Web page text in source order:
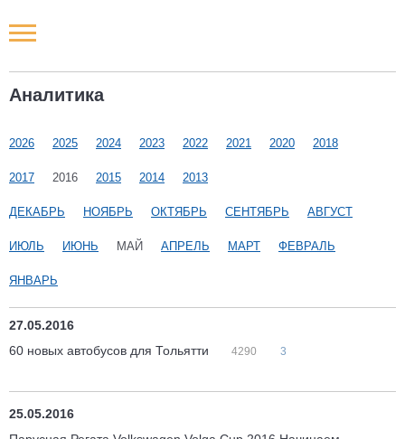
Аналитика
2026 2025 2024 2023 2022 2021 2020 2018
2017 2016 2015 2014 2013
ДЕКАБРЬ НОЯБРЬ ОКТЯБРЬ СЕНТЯБРЬ АВГУСТ
ИЮЛЬ ИЮНЬ МАЙ АПРЕЛЬ МАРТ ФЕВРАЛЬ
ЯНВАРЬ
27.05.2016
60 новых автобусов для Тольятти
4290 3
25.05.2016
Новости РФ
Наши мероприятия
Статьи